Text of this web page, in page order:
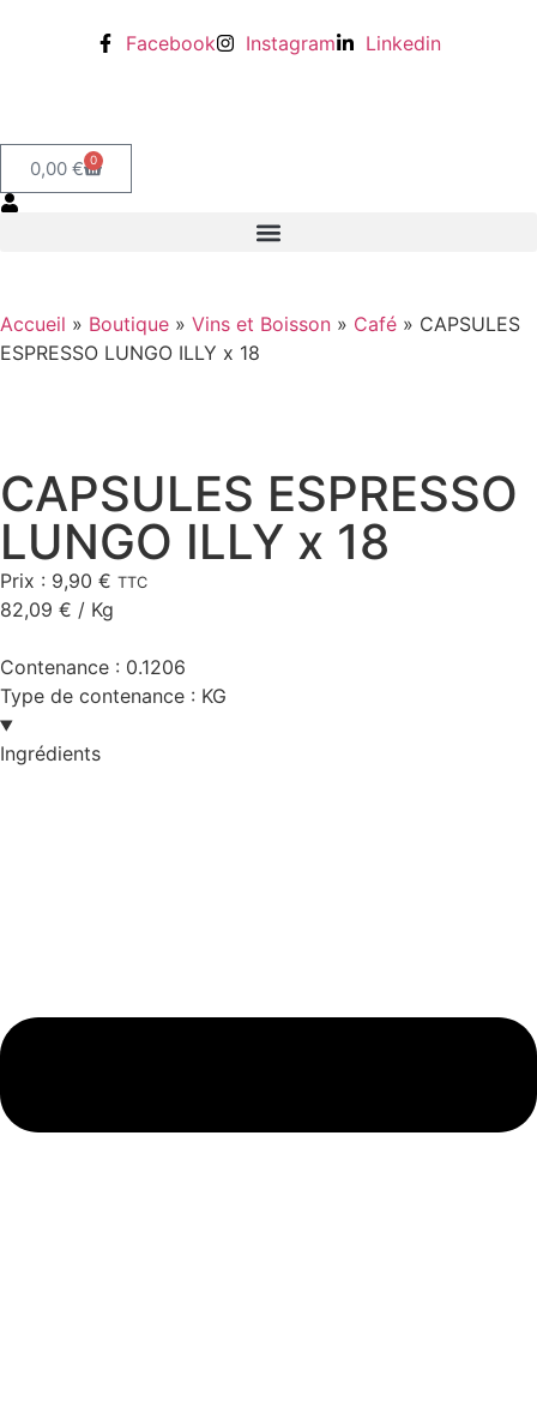
Facebook Instagram Linkedin
0,00 € 0
Accueil » Boutique » Vins et Boisson » Café » CAPSULES
ESPRESSO LUNGO ILLY x 18
CAPSULES ESPRESSO
LUNGO ILLY x 18
Prix : 9,90 € TTC
82,09 € / Kg
Contenance : 0.1206
Type de contenance : KG
Ingrédients